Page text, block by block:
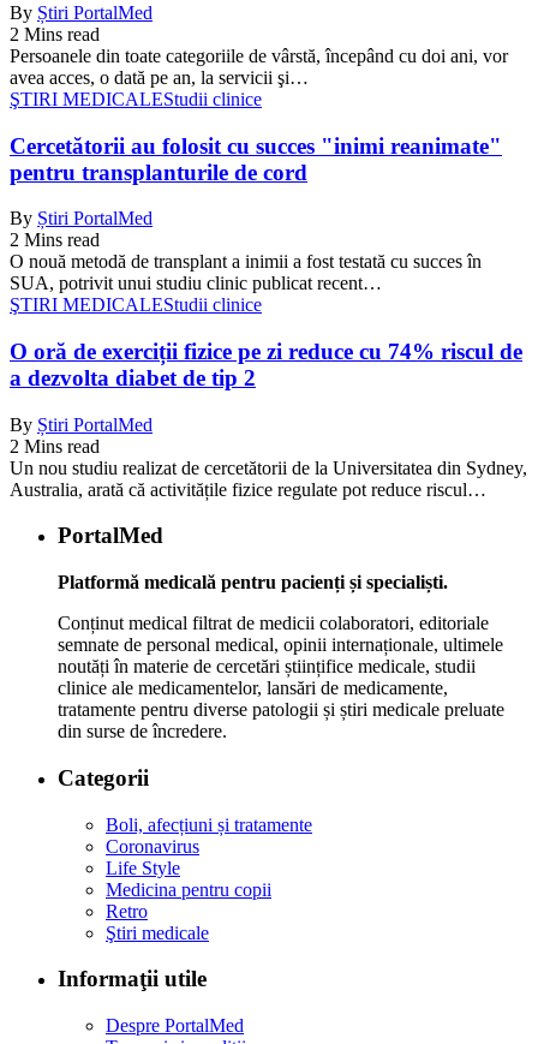
By Știri PortalMed
2 Mins read
Persoanele din toate categoriile de vârstă, începând cu doi ani, vor
avea acces, o dată pe an, la servicii şi…
ŞTIRI MEDICALEStudii clinice
Cercetătorii au folosit cu succes "inimi reanimate"
pentru transplanturile de cord
By Știri PortalMed
2 Mins read
O nouă metodă de transplant a inimii a fost testată cu succes în
SUA, potrivit unui studiu clinic publicat recent…
ŞTIRI MEDICALEStudii clinice
O oră de exerciții fizice pe zi reduce cu 74% riscul de
a dezvolta diabet de tip 2
By Știri PortalMed
2 Mins read
Un nou studiu realizat de cercetătorii de la Universitatea din Sydney,
Australia, arată că activitățile fizice regulate pot reduce riscul…
PortalMed
Platformă medicală pentru pacienți și specialiști.
Conținut medical filtrat de medicii colaboratori, editoriale
semnate de personal medical, opinii internaționale, ultimele
noutăți în materie de cercetări științifice medicale, studii
clinice ale medicamentelor, lansări de medicamente,
tratamente pentru diverse patologii și știri medicale preluate
din surse de încredere.
Categorii
Boli, afecțiuni și tratamente
Coronavirus
Life Style
Medicina pentru copii
Retro
Ştiri medicale
Informaţii utile
Despre PortalMed